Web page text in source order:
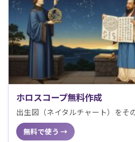
ホロスコープ無料作成
出生図（ネイタルチャート）をそ
無料で使う →